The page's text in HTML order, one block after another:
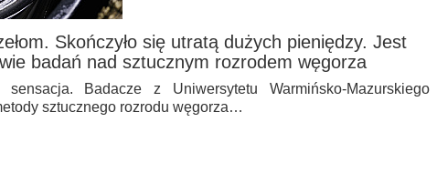
Skończyło się utratą dużych pieniędzy. Jest
badań nad sztucznym rozrodem węgorza
Badacze z Uniwersytetu Warmińsko-Mazurskiego
sztucznego rozrodu węgorza…